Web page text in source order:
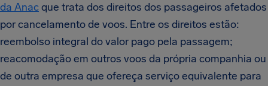
da Anacque trata dos direitos dos passageiros afetados
por cancelamento de voos. Entre os direitos estão:
reembolso integral do valor pago pela passagem;
reacomodação em outros voos da própria companhia ou
de outra empresa que ofereça serviço equivalente para